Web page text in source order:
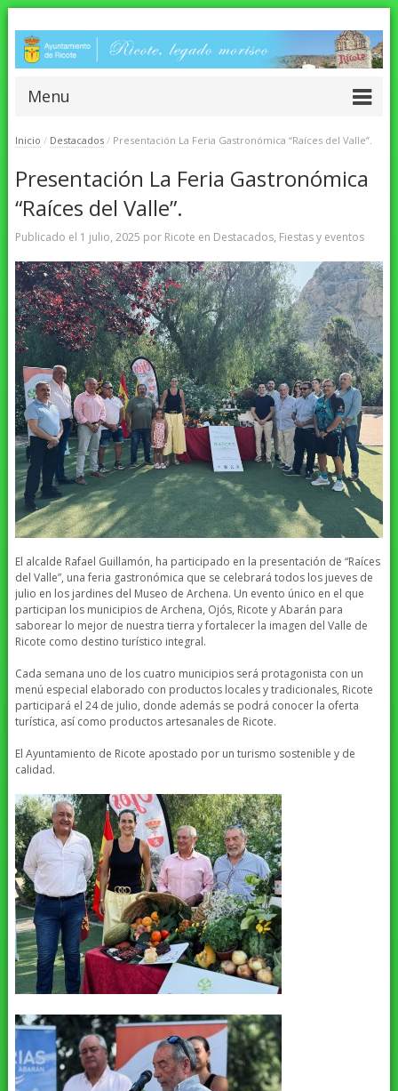
Menu
Inicio / Destacados / Presentación La Feria Gastronómica “Raíces del Valle”.
Presentación La Feria Gastronómica
“Raíces del Valle”.
Publicado el 1 julio, 2025 por Ricote en Destacados, Fiestas y eventos
El alcalde Rafael Guillamón, ha participado en la presentación de “Raíces
del Valle”, una feria gastronómica que se celebrará todos los jueves de
julio en los jardines del Museo de Archena. Un evento único en el que
participan los municipios de Archena, Ojós, Ricote y Abarán para
saborear lo mejor de nuestra tierra y fortalecer la imagen del Valle de
Ricote como destino turístico integral.
Cada semana uno de los cuatro municipios será protagonista con un
menú especial elaborado con productos locales y tradicionales, Ricote
participará el 24 de julio, donde además se podrá conocer la oferta
turística, así como productos artesanales de Ricote.
El Ayuntamiento de Ricote apostado por un turismo sostenible y de
calidad.